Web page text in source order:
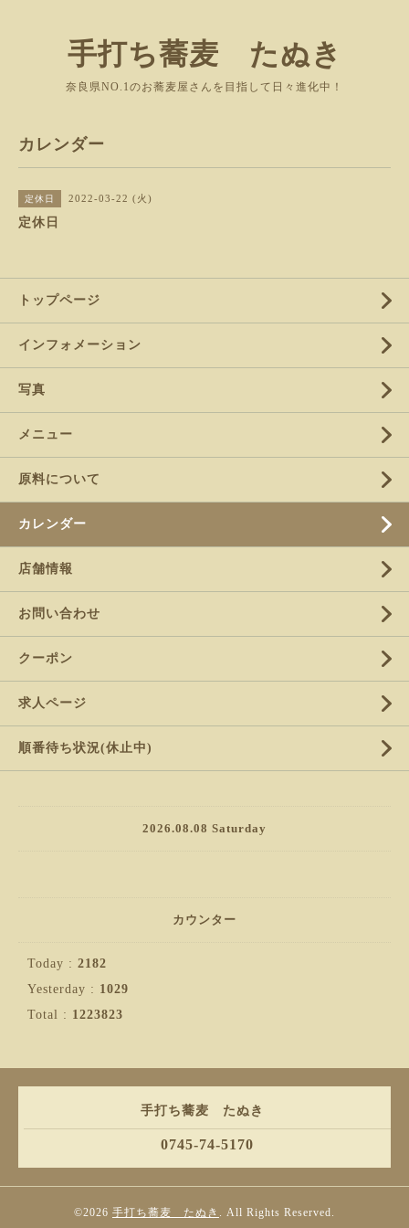
手打ち蕎麦 たぬき
奈良県NO.1のお蕎麦屋さんを目指して日々進化中！
カレンダー
定休日 2022-03-22 (火)
定休日
トップページ
インフォメーション
写真
メニュー
原料について
カレンダー
店舗情報
お問い合わせ
クーポン
求人ページ
順番待ち状況(休止中)
2026.08.08 Saturday
カウンター
Today : 2182
Yesterday : 1029
Total : 1223823
手打ち蕎麦 たぬき
0745-74-5170
©2026 手打ち蕎麦 たぬき . All Rights Reserved.